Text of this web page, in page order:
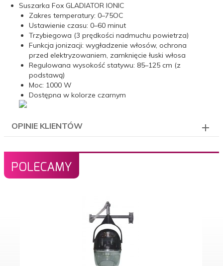
Suszarka Fox GLADIATOR IONIC
Zakres temperatury: 0–75OC
Ustawienie czasu: 0–60 minut
Trzybiegowa (3 prędkości nadmuchu powietrza)
Funkcja jonizacji: wygładzenie włosów, ochrona
przed elektryzowaniem, zamknięcie łuski włosa
Regulowana wysokość statywu: 85–125 cm (z
podstawą)
Moc: 1000 W
Dostępna w kolorze czarnym
OPINIE KLIENTÓW
POLECAMY